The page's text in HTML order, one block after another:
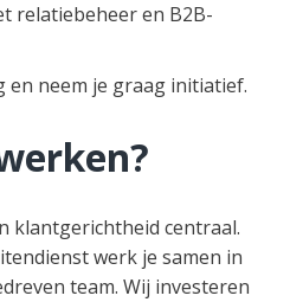
relatiebeheer en B2B-
en neem je graag initiatief.
klantgerichtheid centraal.
werk je samen in
team. Wij investeren